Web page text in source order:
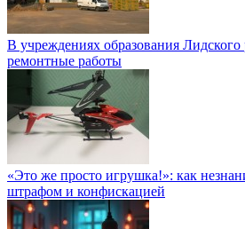
В учреждениях образования
ремонтные работы
«Это же просто игрушка!»: как
штрафом и конфискацией